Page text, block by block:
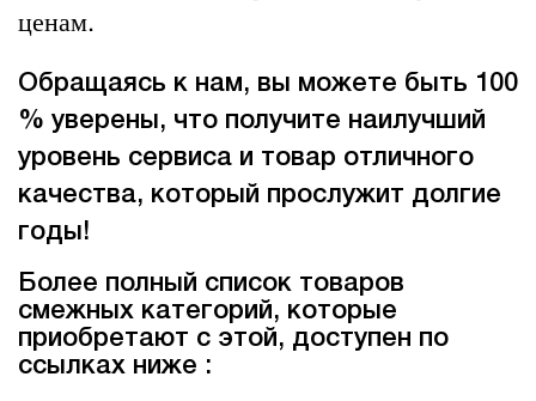
ценам.
Обращаясь к нам, вы можете быть 100
% уверены, что получите наилучший
уровень сервиса и товар отличного
качества, который прослужит долгие
годы!
Более полный список товаров
смежных категорий, которые
приобретают с этой, доступен по
ссылках ниже :